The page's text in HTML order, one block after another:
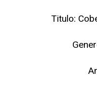
Titulo: